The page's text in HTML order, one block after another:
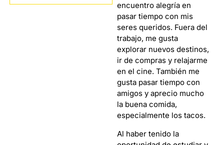
encuentro alegría en
pasar tiempo con mis
seres queridos. Fuera del
trabajo, me gusta
explorar nuevos destinos,
ir de compras y relajarme
en el cine. También me
gusta pasar tiempo con
amigos y aprecio mucho
la buena comida,
especialmente los tacos.
Al haber tenido la